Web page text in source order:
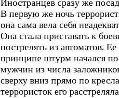
Иностранцев сразу же
В первую же ночь
она сама вела себя
Она стала приставать к
пострелять из автоматов.
принципе штурм начался
мужчин из числа
сверху вниз прямо по
террористок его